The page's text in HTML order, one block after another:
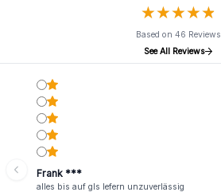
★★★★★
★★★★★
Based on 46 Reviews
See All Reviews
Frank ***
alles bis auf gls lefern unzuverlässig